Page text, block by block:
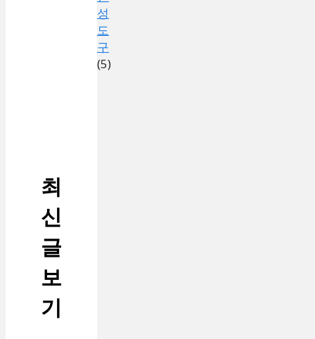
성
도
구
(5)
최
신
글
보
기